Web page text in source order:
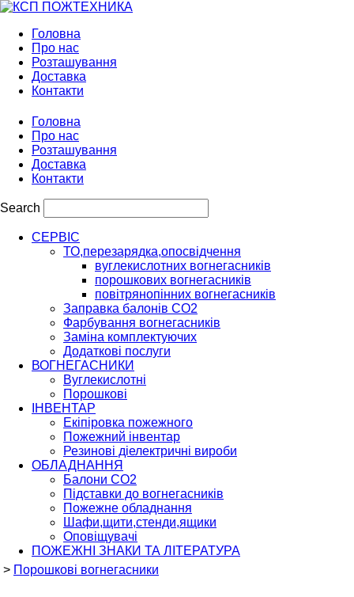
Головна
Про нас
Розташування
Доставка
Контакти
Головна
Про нас
Розташування
Доставка
Контакти
Search
СЕРВІС
ТО,перезарядка,опосвідчення
вуглекислотних вогнегасників
порошкових вогнегасників
повітрянопінних вогнегасників
Заправка балонів CO2
Фарбування вогнегасників
Заміна комплектуючих
Додаткові послуги
ВОГНЕГАСНИКИ
Вуглекислотні
Порошкові
ІНВЕНТАР
Екіпіровка пожежного
Пожежний інвентар
Резинові діелектричні вироби
ОБЛАДНАННЯ
Балони СО2
Підставки до вогнегасників
Пожежне обладнання
Шафи,щити,стенди,ящики
Оповіщувачі
ПОЖЕЖНІ ЗНАКИ ТА ЛІТЕРАТУРА
> Порошкові вогнегасники